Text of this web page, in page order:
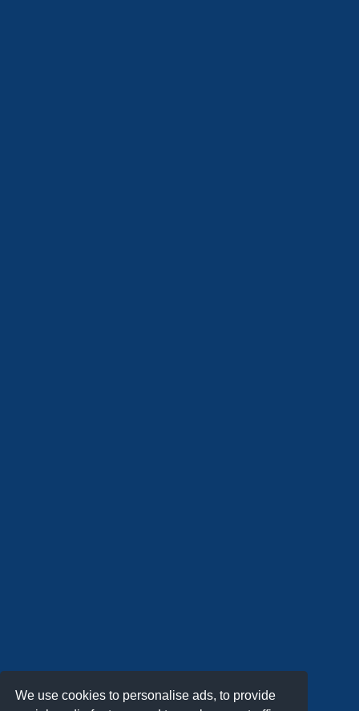
We use cookies to personalise ads, to provide